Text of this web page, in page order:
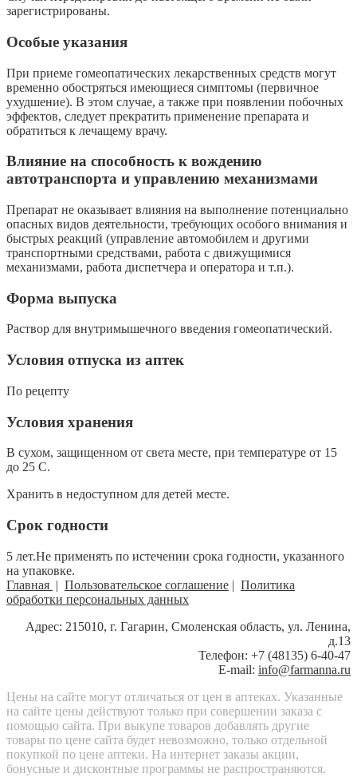
зарегистрированы.
Особые указания
При приеме гомеопатических лекарственных средств могут
временно обостряться имеющиеся симптомы (первичное
ухудшение). В этом случае, а также при появлении побочных
эффектов, следует прекратить применение препарата и
обратиться к лечащему врачу.
Влияние на способность к вождению
автотранспорта и управлению механизмами
Препарат не оказывает влияния на выполнение потенциально
опасных видов деятельности, требующих особого внимания и
быстрых реакций (управление автомобилем и другими
транспортными средствами, работа с движущимися
механизмами, работа диспетчера и оператора и т.п.).
Форма выпуска
Раствор для внутримышечного введения гомеопатический.
Условия отпуска из аптек
По рецепту
Условия хранения
В сухом, защищенном от света месте, при температуре от 15
до 25 С.
Хранить в недоступном для детей месте.
Срок годности
5 лет.Не применять по истечении срока годности, указанного
на упаковке.
Главная | Пользовательское соглашение | Политика
обработки персональных данных
Адрес: 215010, г. Гагарин, Смоленская область, ул. Ленина,
д.13
Телефон: +7 (48135) 6-40-47
E-mail: info@farmanna.ru
Цены на сайте могут отличаться от цен в аптеках. Указанные
на сайте цены действуют только при совершении заказа с
помощью сайта. При выкупе товаров добавлять другие
товары по цене сайта будет невозможно, только отдельной
покупкой по цене аптеки. На интернет заказы акции,
бонусные и дисконтные программы не распространяются.